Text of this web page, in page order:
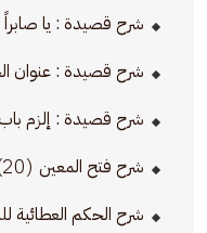
شرح قصيدة : يا صابراً
شرح قصيدة : عنوان
شرح قصيدة : إلزم
شرح فتح المعين (20)
شرح الحكم العطائية